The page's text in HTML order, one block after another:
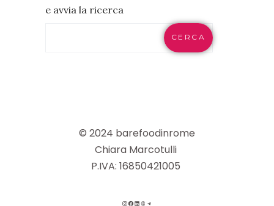
e avvia la ricerca
CERCA
© 2024 barefoodinrome
Chiara Marcotulli
P.IVA: 16850421005